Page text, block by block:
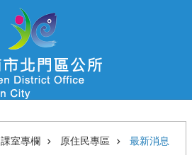
課室專欄 原住民專區 最新消息